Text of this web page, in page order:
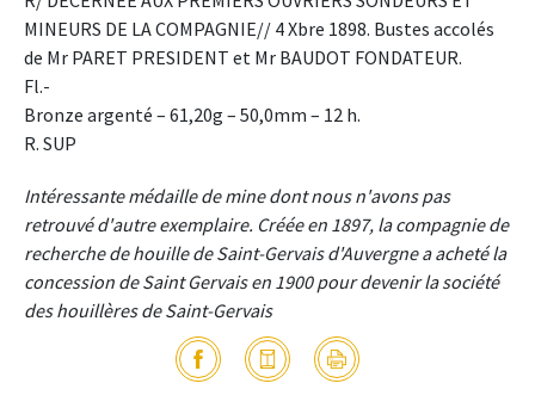
MINEURS DE LA COMPAGNIE// 4 Xbre 1898. Bustes accolés
de Mr PARET PRESIDENT et Mr BAUDOT FONDATEUR.
Fl.-
Bronze argenté – 61,20g – 50,0mm – 12 h.
R. SUP
Intéressante médaille de mine dont nous n'avons pas
retrouvé d'autre exemplaire. Créée en 1897, la compagnie de
recherche de houille de Saint-Gervais d'Auvergne a acheté la
concession de Saint Gervais en 1900 pour devenir la société
des houillères de Saint-Gervais